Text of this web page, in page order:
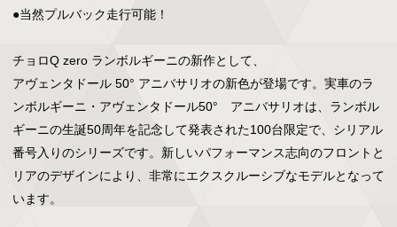
●当然プルバック走行可能！
チョロQ zero ランボルギーニの新作として、
アヴェンタドール 50° アニバサリオの新色が登場です。実車のラ
ンボルギーニ・アヴェンタドール50°　アニバサリオは、ランボル
ギーニの生誕50周年を記念して発表された100台限定で、シリアル
番号入りのシリーズです。新しいパフォーマンス志向のフロントと
リアのデザインにより、非常にエクスクルーシブなモデルとなって
います。